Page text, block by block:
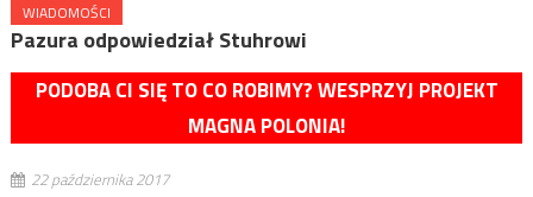
WIADOMOŚCI
Pazura odpowiedział Stuhrowi
PODOBA CI SIĘ TO CO ROBIMY? WESPRZYJ PROJEKT
MAGNA POLONIA!
22 października 2017